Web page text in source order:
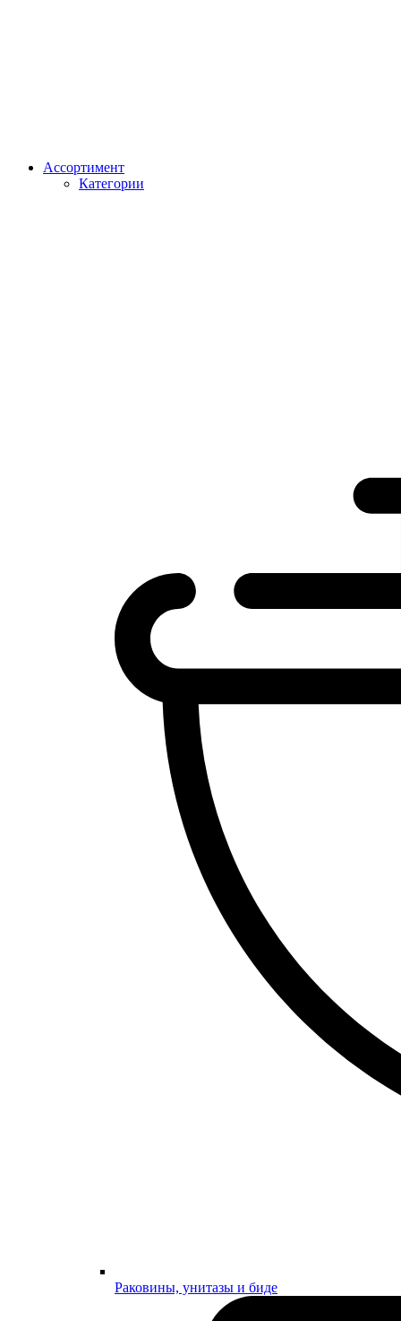
Ассортимент
Категории
Раковины, унитазы и биде